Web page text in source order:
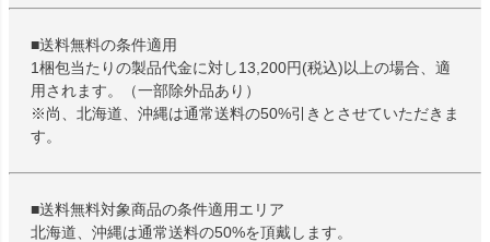
■送料無料の条件適用
1梱包当たりの製品代金に対し13,200円(税込)以上の場合、適
用されます。（一部除外品あり）
※尚、北海道、沖縄は通常送料の50%引きとさせていただきま
す。
■送料無料対象商品の条件適用エリア
北海道、沖縄は通常送料の50%を頂戴します。